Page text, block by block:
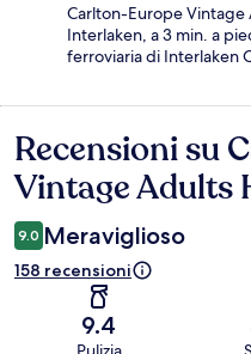
Carlton-Europe Vintage
Interlaken, a 3 min. a
ferroviaria di Interlaken
Recensioni
Recensioni su
Vintage Adults
9.0 Meraviglioso
158 recensioni
9.4